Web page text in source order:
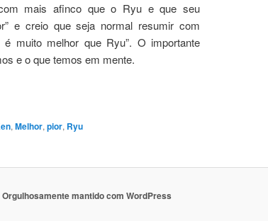
mais afinco que o Ryu e que seu
e creio que seja normal resumir com
muito melhor que Ryu”. O importante
e o que temos em mente.
, Melhor, pior, Ryu
Orgulhosamente mantido com WordPress